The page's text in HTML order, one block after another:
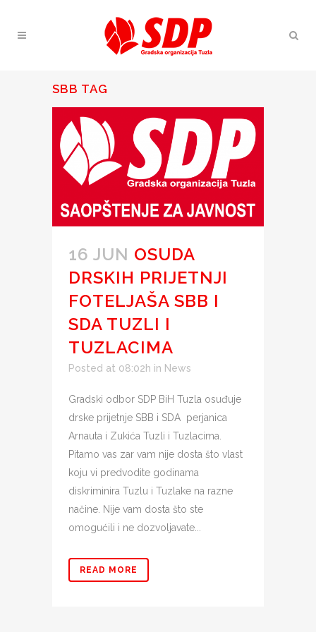
SBB TAG
16 JUN OSUDA
DRSKIH PRIJETNJI
FOTELJAŠA SBB I
SDA TUZLI I
TUZLACIMA
Posted at 08:02h in News
Gradski odbor SDP BiH Tuzla osuđuje
drske prijetnje SBB i SDA perjanica
Arnauta i Zukića Tuzli i Tuzlacima.
Pitamo vas zar vam nije dosta što vlast
koju vi predvodite godinama
diskriminira Tuzlu i Tuzlake na razne
načine. Nije vam dosta što ste
omogućili i ne dozvoljavate...
READ MORE